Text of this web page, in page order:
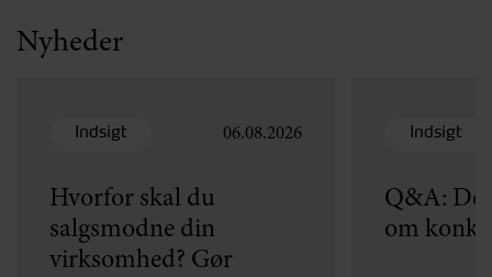
Nyheder
Indsigt 06.08.2026
Hvorfor skal du
salgsmodne din
virksomhed? Gør
Indsigt
Q&A:
om